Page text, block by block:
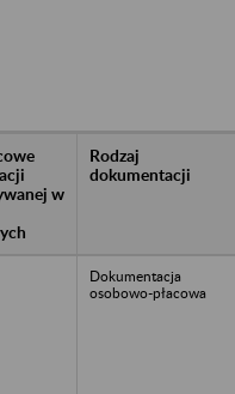
w
Rodzaj
dokumentacji
Dokumentacja
osobowo-płacowa